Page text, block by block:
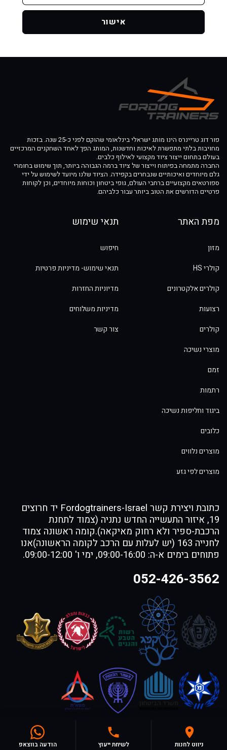
ניווט לחנות לשיחת ייעוץ הודעה בווצאפ
אישור
פור דוג טריינרס הינו מותג ישראלי בינלאומי שהוקם לפני כ-25 שנה. בזכות
מחויבות בלתי מתפשרת לאיכות וחדשנות, המותג הפך לאחד השחקנים המרכזיים
בעולם בתחום ייצור ציוד מקצועי לאילוף כלבים.
החברה מתמחה בפיתוח וייצור של ציוד ברמה הגבוהה ביותר, תוך שימוש בחומרי
גלם מיוחדים ואיכותיים שנבחרים בקפידה. הציוד שלנו מיועד לשימוש על ידי
ספורטאים מקצועיים ברחבי העולם, גופי ביטחון וכוחות מיוחדים, וכן לקוחות
פרטיים הדורשים את הטוב ביותר עבור כלביהם.
מפת האתר
מזון
קולרי HS
קולרים אלקטרונים
רצועות
קולרים
מוצרי נשיכה
זמם
רתמות
ביגוד וחליפות נשיכה
כלובים
מוצרים נלווים
מוצרים לפי גזע
תנאי שימוש
חיפוש
תנאי שימוש- מדיניות פרטיות
מדיוניות החזרות
מדיניות משלוחים
צור קשר
כתובת ויצירת קשר Fordogtrainers-Israel יד חרוצים
19, איזור התעשייה החדש נתניה (צמוד לתחנת
הרכבת-ספיר ולא רחוק מאיקאה).קומה ראשונה צמוד
לחנייה 163 (יש לעלות עם הרכב לקומה הראשונה)אנו
פתוחים בימים א-ה: 09:00-16:00, ימי ו' 09:00-12:00.
052-426-3562
FOR DOG TRAINERS- ISRAEL